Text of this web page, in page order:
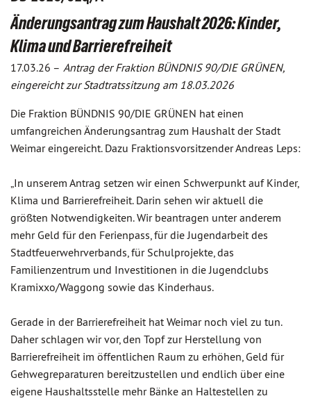
Änderungsantrag zum Haushalt 2026: Kinder,
Klima und Barrierefreiheit
17.03.26 – Antrag der Fraktion BÜNDNIS 90/DIE GRÜNEN,
eingereicht zur Stadtratssitzung am 18.03.2026
Die Fraktion BÜNDNIS 90/DIE GRÜNEN hat einen
umfangreichen Änderungsantrag zum Haushalt der Stadt
Weimar eingereicht. Dazu Fraktionsvorsitzender Andreas Leps:
„In unserem Antrag setzen wir einen Schwerpunkt auf Kinder,
Klima und Barrierefreiheit. Darin sehen wir aktuell die
größten Notwendigkeiten. Wir beantragen unter anderem
mehr Geld für den Ferienpass, für die Jugendarbeit des
Stadtfeuerwehrverbands, für Schulprojekte, das
Familienzentrum und Investitionen in die Jugendclubs
Kramixxo/Waggong sowie das Kinderhaus.
Gerade in der Barrierefreiheit hat Weimar noch viel zu tun.
Daher schlagen wir vor, den Topf zur Herstellung von
Barrierefreiheit im öffentlichen Raum zu erhöhen, Geld für
Gehwegreparaturen bereitzustellen und endlich über eine
eigene Haushaltsstelle mehr Bänke an Haltestellen zu